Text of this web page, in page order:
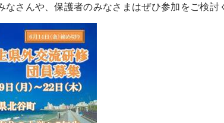
なさんや、保護者のみなさまはぜひ参加をご検討